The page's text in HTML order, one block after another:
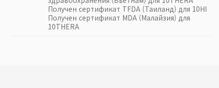
Получен сертификат TFDA (Таиланд) для 10HI
Получен сертификат MDA (Малайзия) для
10THERA